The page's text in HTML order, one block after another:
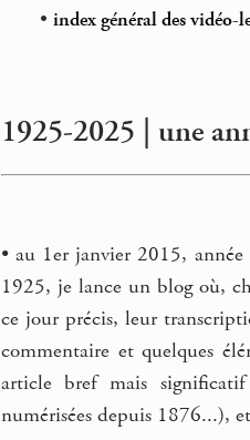
• index général des vidéo-
1925-2025 | une
• au 1er janvier 2015,
1925, je lance un blog où,
ce jour précis, leur
commentaire et quelques
article bref mais
numérisées depuis 1876...),